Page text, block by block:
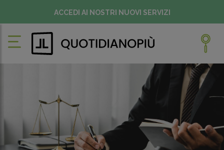
ACCEDI AI NOSTRI NUOVI SERVIZI